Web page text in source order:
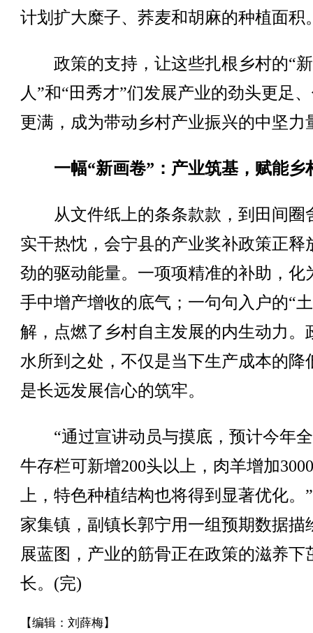
计划扩大糜子、荞麦和胡麻的种植面积
政策的支持，让这些扎根乡村的“
人”和“田秀才”们发展产业的劲头更足
更满，成为带动乡村产业振兴的中坚力
一幅“新画卷”：产业筑基，赋能乡
从文件纸上的条条款款，到田间圈
实干热忱，会宁县的产业奖补政策正释
劲的驱动能量。一项项精准的补助，化
手中增产增收的底气；一句句入户的“
解，点燃了乡村自主发展的内生动力。
水所到之处，不仅是当下生产成本的降
是长远发展信心的筑牢。
“通过宣讲动员与摸底，预计今年
牛存栏可新增200头以上，肉羊增加
上，特色种植结构也将得到显著优化。
家集镇，副镇长郭宁用一组预期数据描
展蓝图，产业的筋骨正在政策的滋养下
长。(完)
【编辑：刘薛梅】